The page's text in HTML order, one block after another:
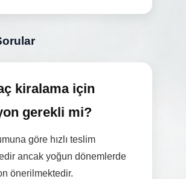
kiralama için
gerekli mi?
göre hızlı teslim
ancak yoğun dönemlerde
önerilmektedir.